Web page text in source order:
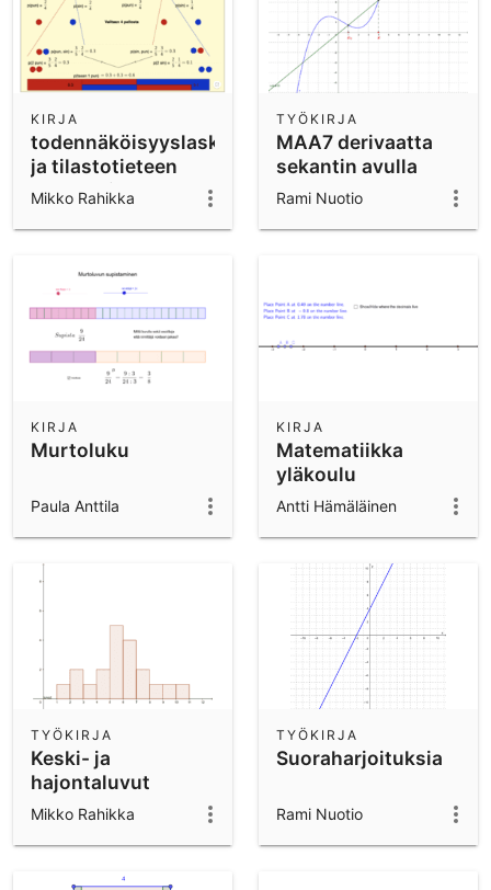
todennäköisyyslaskennan
ja tilastotieteen
appletteja
KIRJA
Mikko Rahikka
MAA7 derivaatta
sekantin avulla
TYÖKIRJA
Rami Nuotio
Murtoluku
KIRJA
Paula Anttila
Matematiikka
yläkoulu
KIRJA
Antti Hämäläinen
Keski- ja
hajontaluvut
TYÖKIRJA
Mikko Rahikka
Suoraharjoituksia
TYÖKIRJA
Rami Nuotio